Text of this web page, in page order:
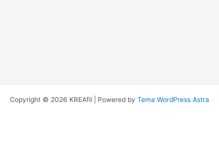
Copyright © 2026 KREAfil | Powered by Tema WordPress Astra